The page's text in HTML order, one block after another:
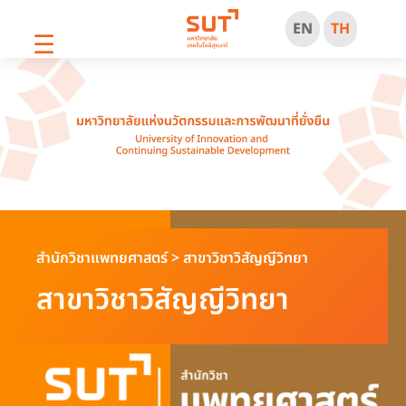
☰ EN TH
สำนักวิชาแพทยศาสตร์>สาขาวิชาวิสัญญีวิทยา
สาขาวิชาวิสัญญีวิทยา